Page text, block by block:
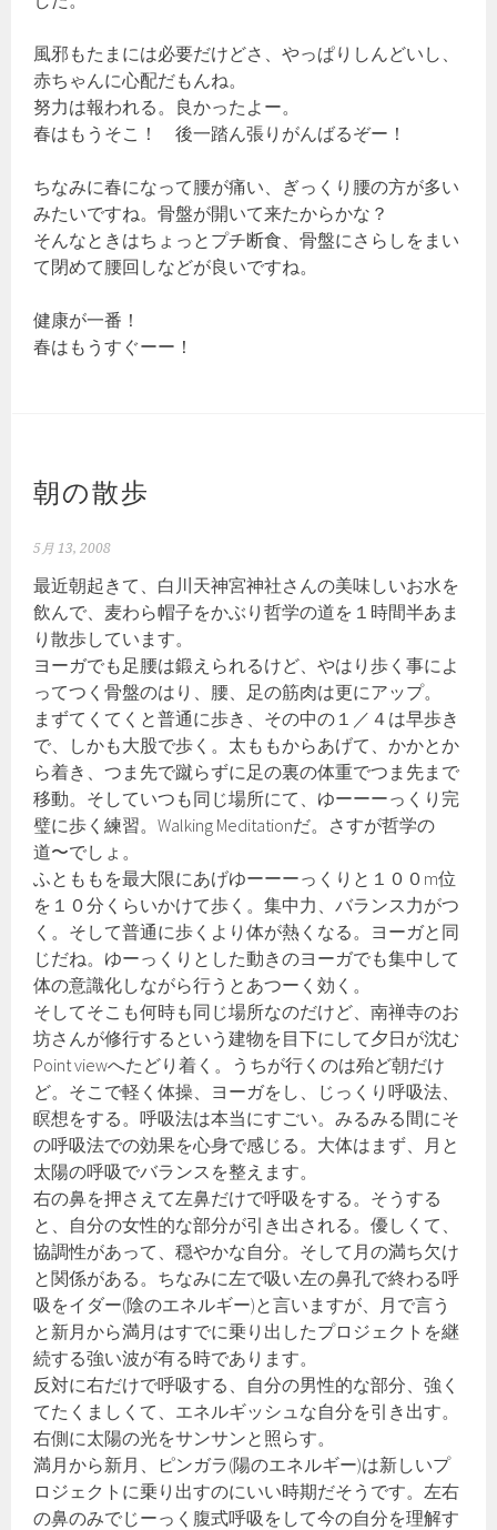
風邪もたまには必要だけどさ、やっぱりしんどいし、
赤ちゃんに心配だもんね。
努力は報われる。良かったよー。
春はもうそこ！ 後一踏ん張りがんばるぞー！
ちなみに春になって腰が痛い、ぎっくり腰の方が多い
みたいですね。骨盤が開いて来たからかな？
そんなときはちょっとプチ断食、骨盤にさらしをまい
て閉めて腰回しなどが良いですね。
健康が一番！
春はもうすぐーー！
朝の散歩
5月 13, 2008
最近朝起きて、白川天神宮神社さんの美味しいお水を
飲んで、麦わら帽子をかぶり哲学の道を１時間半あま
り散歩しています。
ヨーガでも足腰は鍛えられるけど、やはり歩く事によ
ってつく骨盤のはり、腰、足の筋肉は更にアップ。
まずてくてくと普通に歩き、その中の１／４は早歩き
で、しかも大股で歩く。太ももからあげて、かかとか
ら着き、つま先で蹴らずに足の裏の体重でつま先まで
移動。そしていつも同じ場所にて、ゆーーーっくり完
璧に歩く練習。Walking Meditationだ。さすが哲学の
道〜でしょ。
ふとももを最大限にあげゆーーーっくりと１００m位
を１０分くらいかけて歩く。集中力、バランス力がつ
く。そして普通に歩くより体が熱くなる。ヨーガと同
じだね。ゆーっくりとした動きのヨーガでも集中して
体の意識化しながら行うとあつーく効く。
そしてそこも何時も同じ場所なのだけど、南禅寺のお
坊さんが修行するという建物を目下にして夕日が沈む
Point viewへたどり着く。うちが行くのは殆ど朝だけ
ど。そこで軽く体操、ヨーガをし、じっくり呼吸法、
瞑想をする。呼吸法は本当にすごい。みるみる間にそ
の呼吸法での効果を心身で感じる。大体はまず、月と
太陽の呼吸でバランスを整えます。
右の鼻を押さえて左鼻だけで呼吸をする。そうする
と、自分の女性的な部分が引き出される。優しくて、
協調性があって、穏やかな自分。そして月の満ち欠け
と関係がある。ちなみに左で吸い左の鼻孔で終わる呼
吸をイダー(陰のエネルギー)と言いますが、月で言う
と新月から満月はすでに乗り出したプロジェクトを継
続する強い波が有る時であります。
反対に右だけで呼吸する、自分の男性的な部分、強く
てたくましくて、エネルギッシュな自分を引き出す。
右側に太陽の光をサンサンと照らす。
満月から新月、ピンガラ(陽のエネルギー)は新しいプ
ロジェクトに乗り出すのにいい時期だそうです。左右
の鼻のみでじーっく腹式呼吸をして今の自分を理解す